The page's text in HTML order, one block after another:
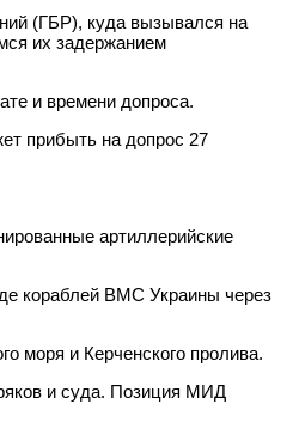
(ГБР), куда вызывался на
их задержанием
и времени допроса.
прибыть на допрос 27
артиллерийские
кораблей ВМС Украины через
моря и Керченского пролива.
и суда. Позиция МИД